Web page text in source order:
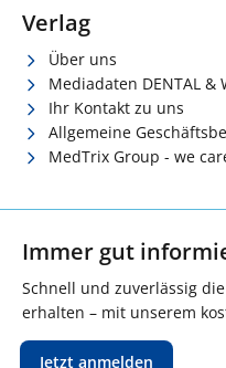
Verlag
Über uns
Mediadaten DENTAL &
Ihr Kontakt zu uns
Allgemeine
MedTrix Group - we
Immer gut
Schnell und zuverlässig
erhalten – mit unserem
Jetzt anmelden